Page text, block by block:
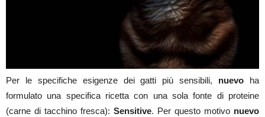
Per le specifiche esigenze dei gatti più sensibili, nuevo ha
formulato una specifica ricetta con una sola fonte di proteine
(carne di tacchino fresca): Sensitive. Per questo motivo nuevo